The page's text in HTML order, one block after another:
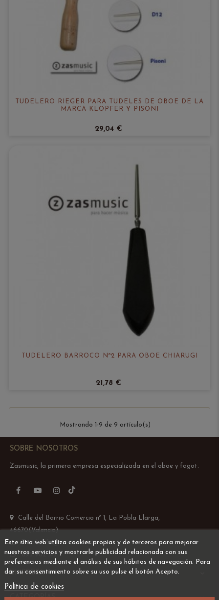
TUDELERO RIEGER PARA TUDELES DE OBOE DE LA
MARCA KLOPFER Y PISONI
29,04 €
TUDELERO BARROCO Nº2 PARA OBOE CHIARUGI
21,78 €
Mostrando 1-9 de 9 artículo(s)
SOBRE NOSOTROS
Zasmusic, la primera empresa especializada en el oboe y fagot.
FacebookYouTubeInstagram
Calle del Barrio Comercio nº 1, La Pobla Llarga,
46670(Valencia)
Email: info@zasmusic.com
695 962 145
EMPRESA
CATEGORÍAS 
Este sitio web utiliza cookies propias y de terceros para mejorar
nuestros servicios y mostrarle publicidad relacionada con sus
preferencias mediante el análisis de sus hábitos de navegación. Para
dar su consentimiento sobre su uso pulse el botón Acepto.
Política de cookies